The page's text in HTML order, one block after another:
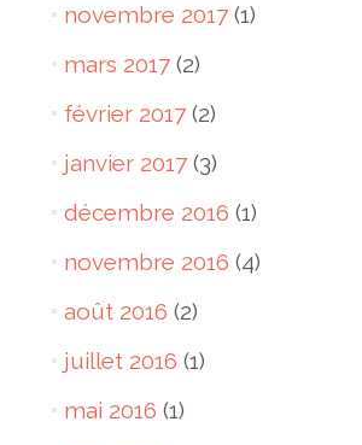
novembre 2017(1)
mars 2017(2)
février 2017(2)
janvier 2017(3)
décembre 2016 (1)
novembre 2016 (4)
août 2016 (2)
juillet 2016 (1)
mai 2016 (1)